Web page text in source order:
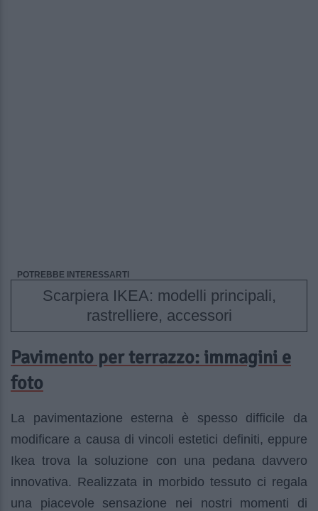
POTREBBE INTERESSARTI
Scarpiera IKEA: modelli principali,
rastrelliere, accessori
Pavimento per terrazzo: immagini e
foto
La pavimentazione esterna è spesso difficile da
modificare a causa di vincoli estetici definiti, eppure
Ikea trova la soluzione con una pedana davvero
innovativa. Realizzata in morbido tessuto ci regala
una piacevole sensazione nei nostri momenti di